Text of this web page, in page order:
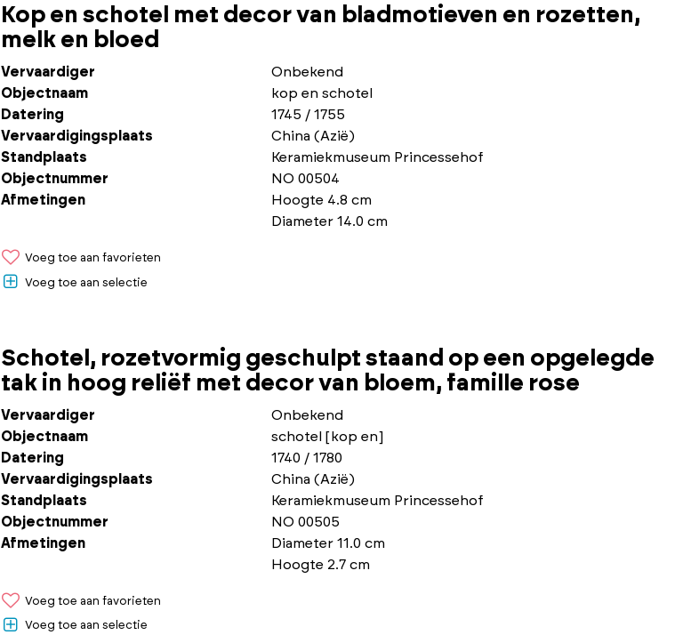
Kop en schotel met decor van bladmotieven en rozetten,
melk en bloed
Vervaardiger
Onbekend
Objectnaam
kop en schotel
Datering
1745 / 1755
Vervaardigingsplaats
China (Azië)
Standplaats
Keramiekmuseum Princessehof
Objectnummer
NO 00504
Afmetingen
Hoogte 4.8 cm
Diameter 14.0 cm
Voeg toe aan favorieten
Voeg toe aan selectie
Schotel, rozetvormig geschulpt staand op een opgelegde
tak in hoog reliëf met decor van bloem, famille rose
Vervaardiger
Onbekend
Objectnaam
schotel [kop en]
Datering
1740 / 1780
Vervaardigingsplaats
China (Azië)
Standplaats
Keramiekmuseum Princessehof
Objectnummer
NO 00505
Afmetingen
Diameter 11.0 cm
Hoogte 2.7 cm
Voeg toe aan favorieten
Voeg toe aan selectie